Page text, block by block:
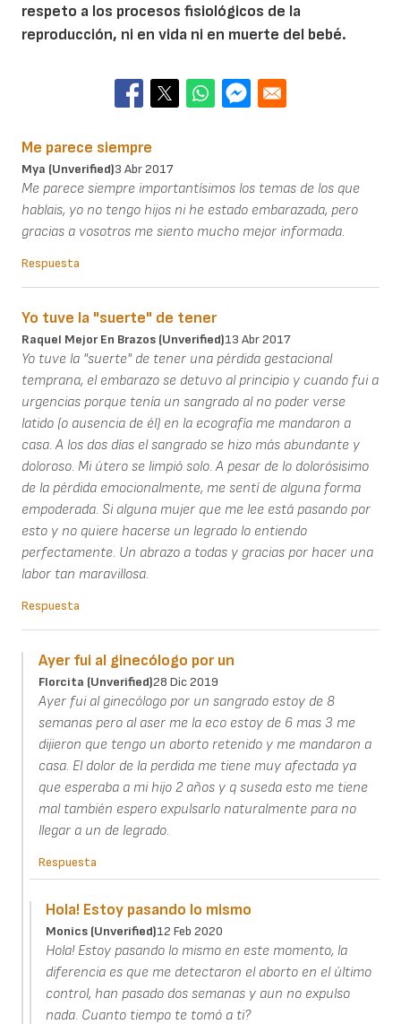
respeto a los procesos fisiológicos de la
reproducción, ni en vida ni en muerte del bebé.
Me parece siempre
Mya (unverified)3 Abr 2017
Me parece siempre importantísimos los temas de los que
hablais, yo no tengo hijos ni he estado embarazada, pero
gracias a vosotros me siento mucho mejor informada.
Respuesta
Yo tuve la "suerte" de tener
Raquel Mejor En Brazos (unverified)13 Abr 2017
Yo tuve la "suerte" de tener una pérdida gestacional
temprana, el embarazo se detuvo al principio y cuando fui a
urgencias porque tenía un sangrado al no poder verse
latido (o ausencia de él) en la ecografía me mandaron a
casa. A los dos días el sangrado se hizo más abundante y
doloroso. Mi útero se limpió solo. A pesar de lo dolorósisimo
de la pérdida emocionalmente, me sentí de alguna forma
empoderada. Si alguna mujer que me lee está pasando por
esto y no quiere hacerse un legrado lo entiendo
perfectamente. Un abrazo a todas y gracias por hacer una
labor tan maravillosa.
Respuesta
Ayer fui al ginecólogo por un
Florcita (unverified)28 Dic 2019
Ayer fui al ginecólogo por un sangrado estoy de 8
semanas pero al aser me la eco estoy de 6 mas 3 me
dijieron que tengo un aborto retenido y me mandaron a
casa. El dolor de la perdida me tiene muy afectada ya
que esperaba a mi hijo 2 años y q suseda esto me tiene
mal también espero expulsarlo naturalmente para no
llegar a un de legrado.
Respuesta
Hola! Estoy pasando lo mismo
Monics (unverified)12 Feb 2020
Hola! Estoy pasando lo mismo en este momento, la
diferencia es que me detectaron el aborto en el último
control, han pasado dos semanas y aun no expulso
nada. Cuanto tiempo te tomó a ti?